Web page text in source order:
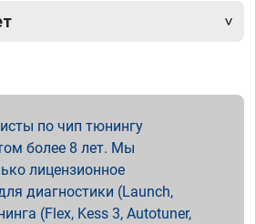
по чип тюнингу
более 8 лет. Мы
лицензионное
диагностики (Launch,
(Flex, Kess 3, Autotuner,